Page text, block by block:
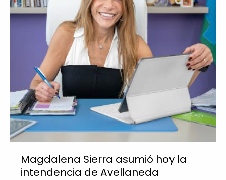
Magdalena Sierra asumió hoy la
intendencia de Avellaneda